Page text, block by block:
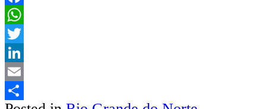
Facebook
WhatsApp
Twitter
LinkedIn
Email